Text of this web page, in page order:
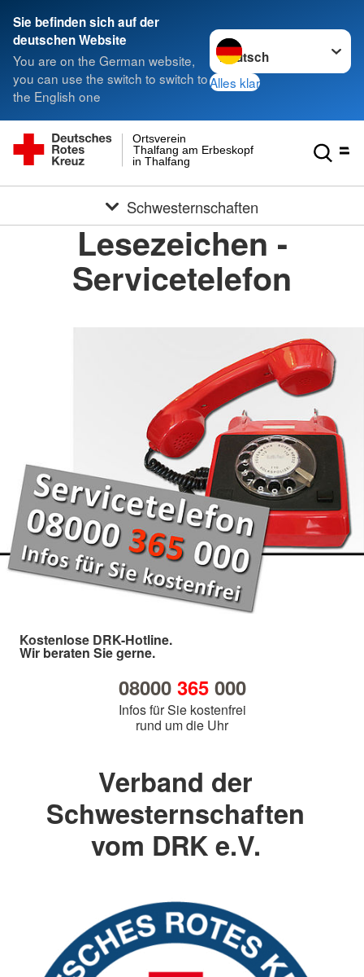
Sie befinden sich auf der
deutschen Website
You are on the German website,
you can use the switch to switch to
the English one
Sprache wechseln zu
Alles klar
in Thalfang
Thalfang am Erbeskopf e.V.
Ortsverein
Schwesternschaften
Lesezeichen -
Servicetelefon
Kostenlose DRK-Hotline.
Wir beraten Sie gerne.
08000 365000
Infos für Sie kostenfrei
rund um die Uhr
Verband der
Schwesternschaften
vom DRK e.V.